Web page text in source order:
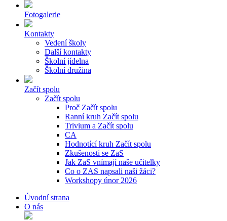
Fotogalerie
Kontakty
Vedení školy
Další kontakty
Školní jídelna
Školní družina
Začít spolu
Začít spolu
Proč Začít spolu
Ranní kruh Začít spolu
Trivium a Začít spolu
CA
Hodnotící kruh Začít spolu
Zkušenosti se ZaS
Jak ZaS vnímají naše učitelky
Co o ZAS napsali naši žáci?
Workshopy únor 2026
Úvodní strana
O nás